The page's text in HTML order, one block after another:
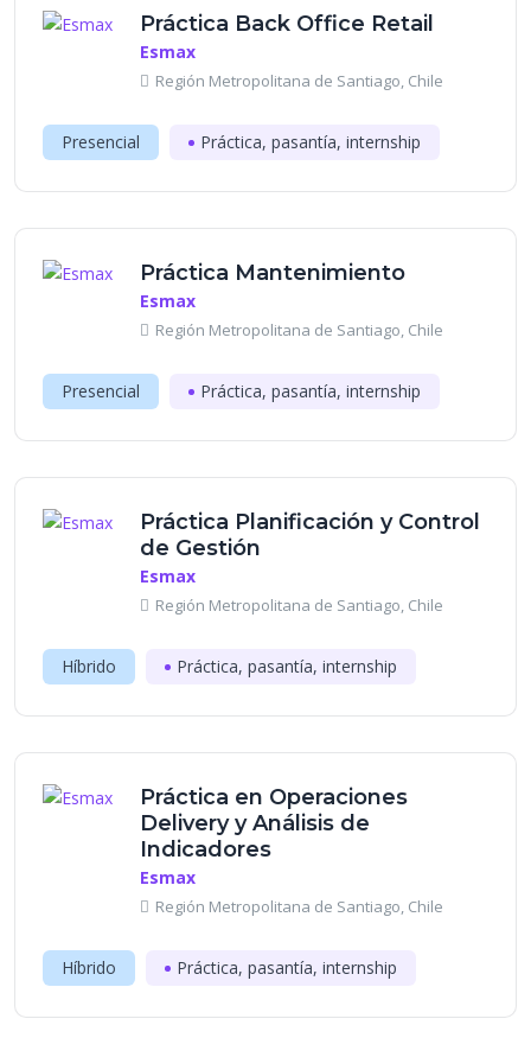
Práctica Back Office Retail
Esmax
Región Metropolitana de Santiago, Chile
Presencial Práctica, pasantía, internship
Práctica Mantenimiento
Esmax
Región Metropolitana de Santiago, Chile
Presencial Práctica, pasantía, internship
Práctica Planificación y Control
de Gestión
Esmax
Región Metropolitana de Santiago, Chile
Híbrido Práctica, pasantía, internship
Práctica en Operaciones
Delivery y Análisis de
Indicadores
Esmax
Región Metropolitana de Santiago, Chile
Híbrido Práctica, pasantía, internship